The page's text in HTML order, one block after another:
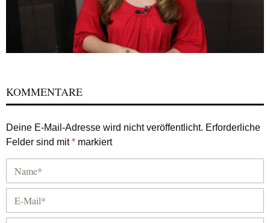
KOMMENTARE
Deine E-Mail-Adresse wird nicht veröffentlicht. Erforderliche
Felder sind mit* markiert